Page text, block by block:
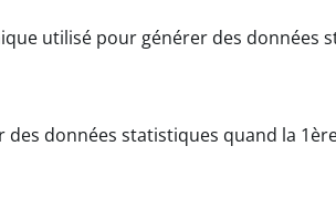
utilisé pour générer des données
données statistiques quand la